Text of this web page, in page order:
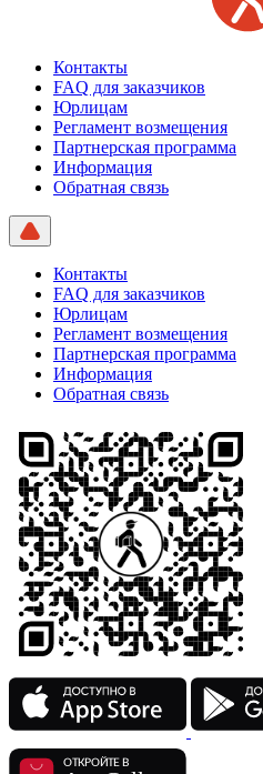
Контакты
FAQ для заказчиков
Юрлицам
Регламент возмещения
Партнерская программа
Информация
Обратная связь
Контакты
FAQ для заказчиков
Юрлицам
Регламент возмещения
Партнерская программа
Информация
Обратная связь